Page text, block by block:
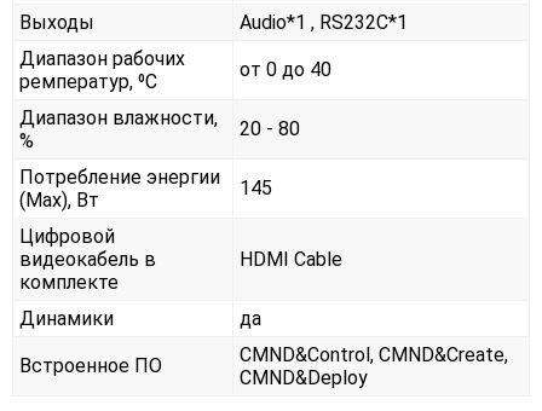
Выходы
Audio*1 , RS232С*1
Диапазон рабочих
ремператур, ⁰С
от 0 до 40
Диапазон влажности,
%
20 - 80
Потребление энергии
(Max), Вт
145
Цифровой
видеокабель в
комплекте
HDMI Cable
Динамики да
Встроенное ПО
CMND&Control, CMND&Create,
CMND&Deploy